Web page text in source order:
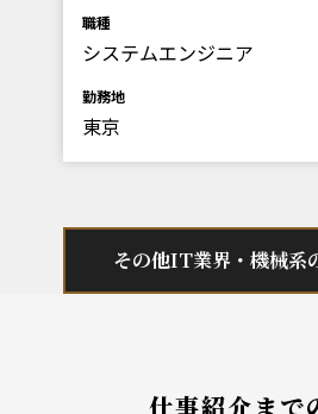
職種
システムエンジニア
勤務地
東京
その他IT業界・機械系
仕事紹介まで